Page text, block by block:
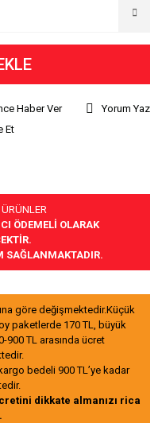
Haber Ver
Yorum Yaz
Et
ÖDEMELİ OLARAK
SAĞLANMAKTADIR.
göre değişmektedir.Küçük
paketlerde 170 TL, büyük
TL arasında ücret
bedeli 900 TL’ye kadar
dikkate almanızı rica